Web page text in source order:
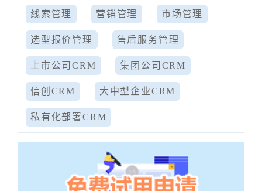
线索管理 营销管理 市场管理
选型报价管理 售后服务管理
上市公司CRM 集团公司CRM
信创CRM 大中型企业CRM
私有化部署CRM